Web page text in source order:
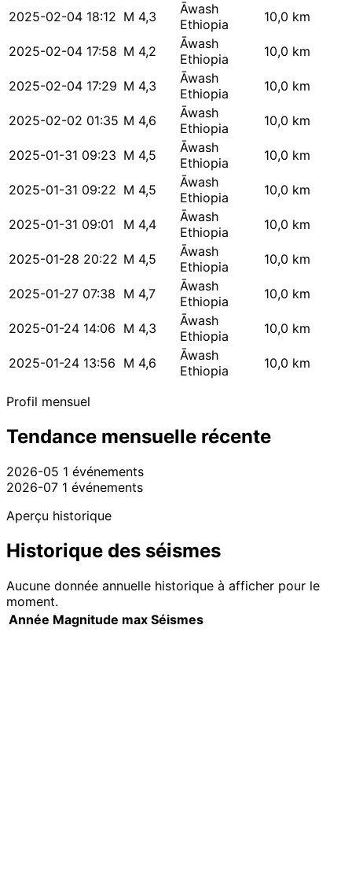
2025-02-04 18:12 M 4,3
Āwash
Ethiopia
10,0 km
2025-02-04 17:58 M 4,2
Āwash
Ethiopia
10,0 km
2025-02-04 17:29 M 4,3
Āwash
Ethiopia
10,0 km
2025-02-02 01:35 M 4,6
Āwash
Ethiopia
10,0 km
2025-01-31 09:23 M 4,5
Āwash
Ethiopia
10,0 km
2025-01-31 09:22 M 4,5
Āwash
Ethiopia
10,0 km
2025-01-31 09:01 M 4,4
Āwash
Ethiopia
10,0 km
2025-01-28 20:22 M 4,5
Āwash
Ethiopia
10,0 km
2025-01-27 07:38 M 4,7
Āwash
Ethiopia
10,0 km
2025-01-24 14:06 M 4,3
Āwash
Ethiopia
10,0 km
2025-01-24 13:56 M 4,6
Āwash
Ethiopia
10,0 km
Profil mensuel
Tendance mensuelle récente
2026-05 1 événements
2026-07 1 événements
Aperçu historique
Historique des séismes
Aucune donnée annuelle historique à afficher pour le
moment.
Année Magnitude max Séismes